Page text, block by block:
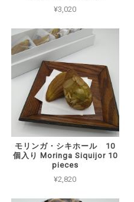
¥3,020
モリンガ・シキホール 10
個入り Moringa Siquijor 10
pieces
¥2,820